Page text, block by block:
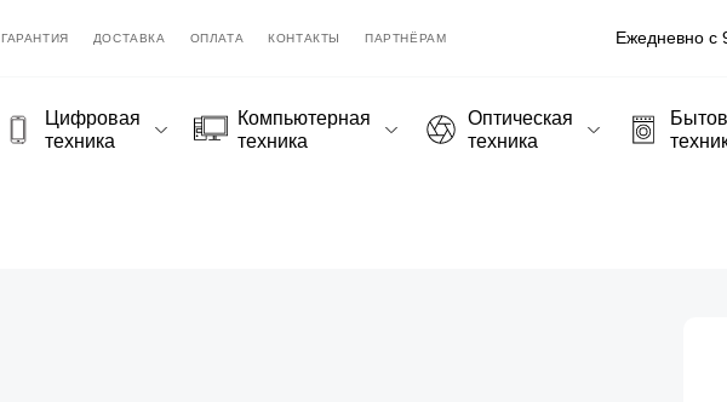
ГАРАНТИЯ ДОСТАВКА ОПЛАТА КОНТАКТЫ ПАРТНЁРАМ Ежедневно с
Цифровая
техника
Компьютерная
техника
Оптическая
техника